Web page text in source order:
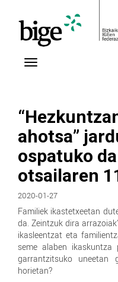
ahotsa”
ospatuko
otsailaren
2020-01-27
Familiek ikastetxeetan
da. Zeintzuk dira
ikasleentzat eta
seme alaben ikaskuntza
garrantzitsuko uneetan
horietan?